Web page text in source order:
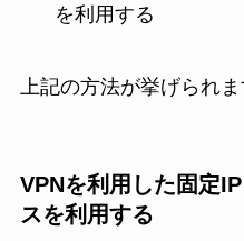
を利用する
上記の方法が挙げられま
VPNを利用した固定
スを利用する